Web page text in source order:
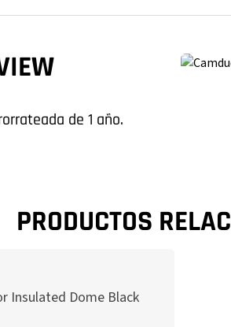
de 1 año.
PRODUCTOS